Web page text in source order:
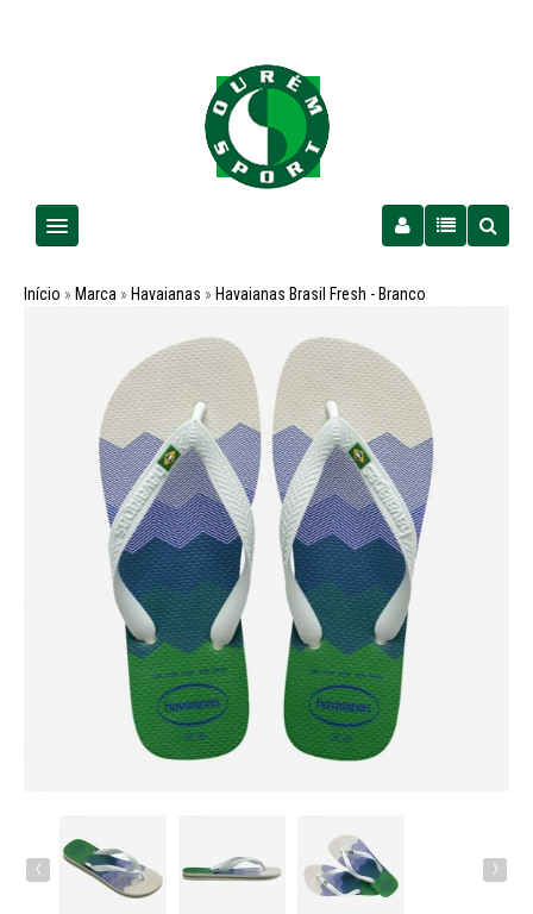
Homem
Criança
PROMOÇÕES
Futebol
Início » Marca » Havaianas » Havaianas Brasil Fresh - Branco
‹ ›